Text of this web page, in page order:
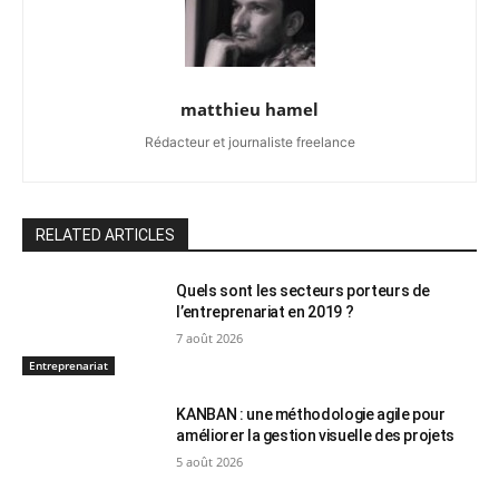
matthieu hamel
Rédacteur et journaliste freelance
RELATED ARTICLES
Entreprenariat
Quels sont les secteurs porteurs de
l’entreprenariat en 2019 ?
7 août 2026
KANBAN : une méthodologie agile pour
améliorer la gestion visuelle des projets
5 août 2026